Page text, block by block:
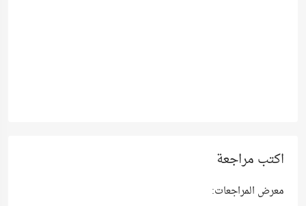
اكتب مراجعة
معرض المراجعات: